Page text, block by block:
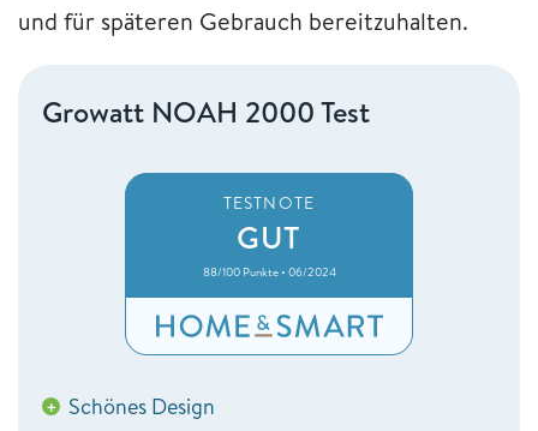
und für späteren Gebrauch bereitzuhalten.
Growatt NOAH 2000 Test
TESTNOTE
GUT
88/100 Punkte • 06/2024
+ Schönes Design